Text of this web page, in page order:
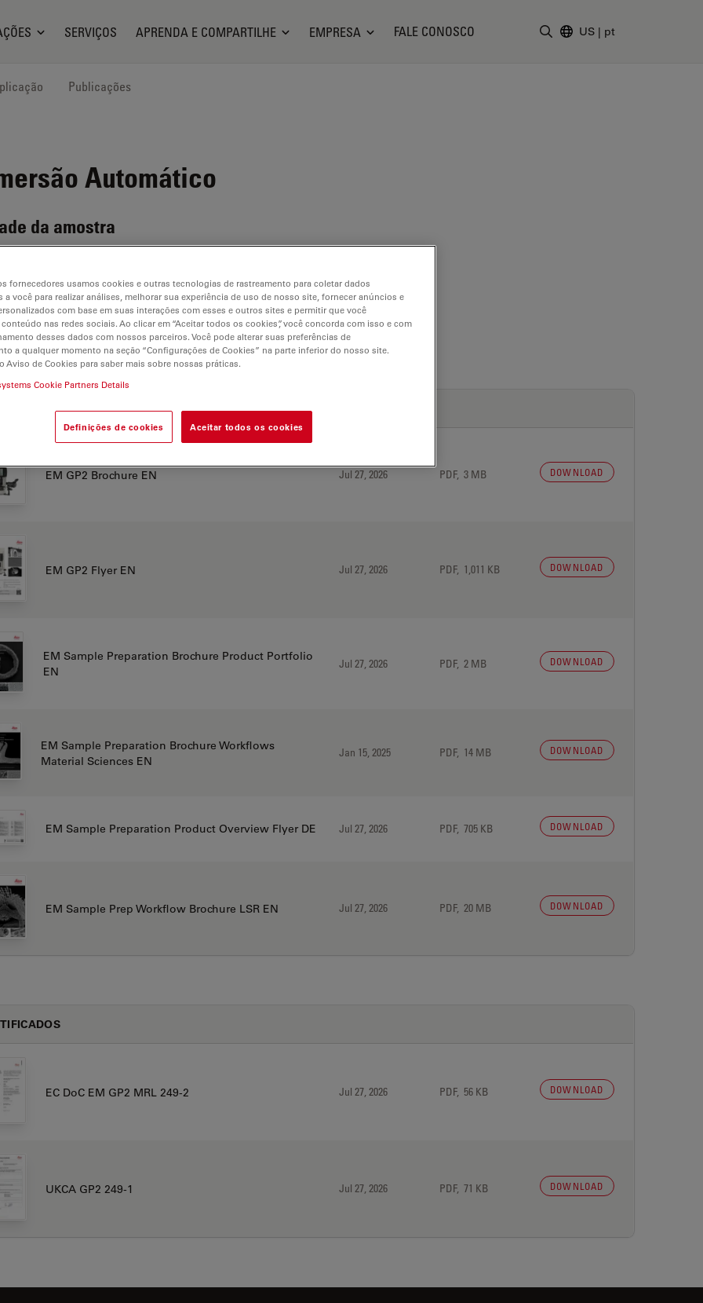
SERVIÇOS APRENDA E COMPARTILHE EMPRESA FALE CONOSCO US | pt
Publicações
Automático
da amostra
OR FLYER
EM GP2 Brochure EN Jul 27, 2026 PDF, 3 MB DOWNLOAD
EM GP2 Flyer EN Jul 27, 2026 PDF, 1,011 KB DOWNLOAD
EM Sample Preparation Brochure Product Portfolio
EN
Jul 27, 2026 PDF, 2 MB DOWNLOAD
EM Sample Preparation Brochure Workflows
Material Sciences EN
Jan 15, 2025 PDF, 14 MB DOWNLOAD
EM Sample Preparation Product Overview Flyer DE Jul 27, 2026 PDF, 705 KB DOWNLOAD
EM Sample Prep Workflow Brochure LSR EN Jul 27, 2026 PDF, 20 MB DOWNLOAD
EC DoC EM GP2 MRL 249-2 Jul 27, 2026 PDF, 56 KB DOWNLOAD
UKCA GP2 249-1 Jul 27, 2026 PDF, 71 KB DOWNLOAD
fornecedores usamos cookies e outras tecnologias de rastreamento para coletar dados
a você para realizar análises, melhorar sua experiência de uso de nosso site, fornecer anúncios e
com base em suas interações com esses e outros sites e permitir que você
nas redes sociais. Ao clicar em “Aceitar todos os cookies”, você concorda com isso e com
desses dados com nossos parceiros. Você pode alterar suas preferências de
a qualquer momento na seção “Configurações de Cookies” na parte inferior do nosso site.
Aviso de Cookies para saber mais sobre nossas práticas.
Cookie Partners Details
Definições de cookies Aceitar todos os cookies